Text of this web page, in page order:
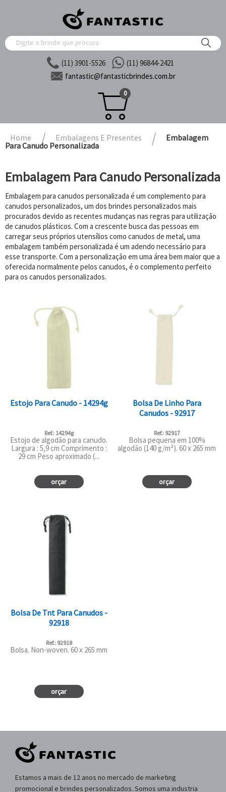
(11) 3901-5526
(11) 96844-2421
fantastic@fantasticbrindes.com.br
0
Home Embalagens E Presentes
Embalagem
Para Canudo Personalizada
Embalagem Para Canudo Personalizada
Embalagem para canudos personalizada é um complemento para
canudos personalizados, um dos brindes personalizados mais
procurados devido as recentes mudanças nas regras para utilização
de canudos plásticos. Com a crescente busca das pessoas em
carregar seus próprios utensílios como canudos de metal, uma
embalagem também personalizada é um adendo necessário para
esse transporte. Com a personalização em uma área bem maior que a
oferecida normalmente pelos canudos, é o complemento perfeito
para os canudos personalizados.
Estojo Para Canudo - 14294g
Ref.: 14294g
Estojo de algodão para canudo.
Largura : 5,9 cm Comprimento :
29 cm Peso aproximado (...
orçar
Bolsa De Linho Para
Canudos - 92917
Ref.: 92917
Bolsa pequena em 100%
algodão (140 g/m²). 60 x 265 mm
orçar
Bolsa De Tnt Para Canudos -
92918
Ref.: 92918
Bolsa. Non-woven. 60 x 265 mm
orçar
Estamos a mais de 12 anos no mercado de marketing
promocional e brindes personalizados. Somos uma industria